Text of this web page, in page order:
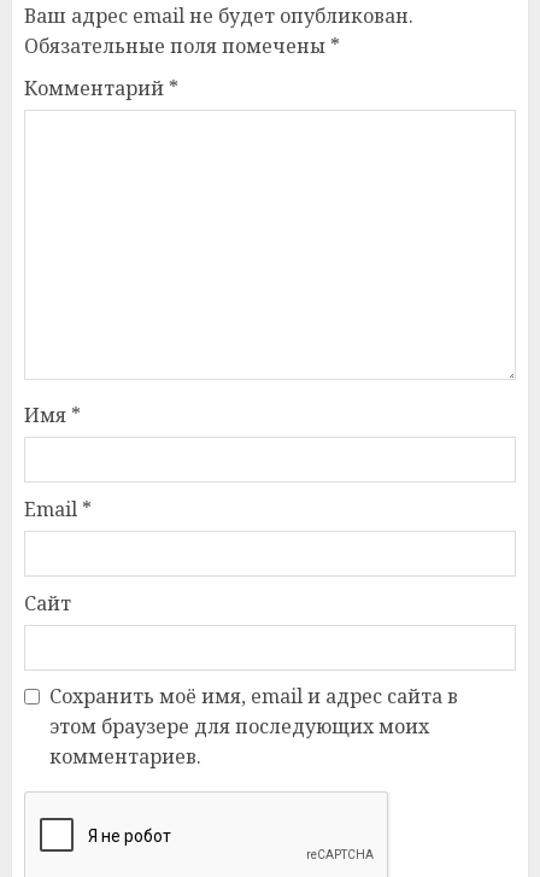
Ваш адрес email не будет опубликован.
Обязательные поля помечены *
Комментарий *
Имя *
Email *
Сайт
Сохранить моё имя, email и адрес сайта в
этом браузере для последующих моих
комментариев.